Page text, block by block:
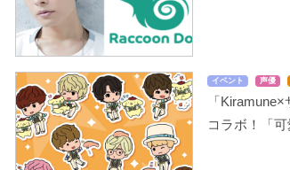
イベント 声優
「
コラボ！「可